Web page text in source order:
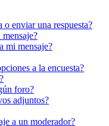
o enviar una respuesta?
mi mensaje?
a la encuesta?
foro?
adjuntos?
a un moderador?